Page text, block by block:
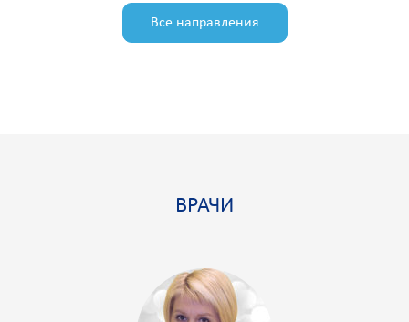
Все направления
ВРАЧИ